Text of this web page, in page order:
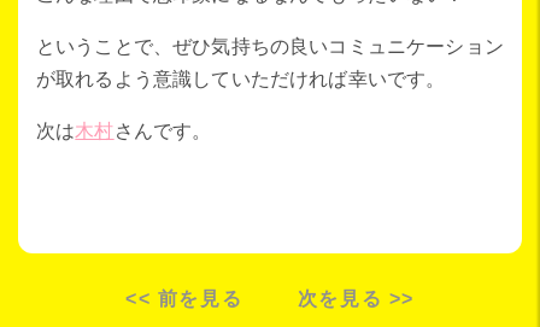
ということで、ぜひ気持ちの良いコミュニケーション
が取れるよう意識していただければ幸いです。
次は木村さんです。
<< 前を見る 次を見る >>